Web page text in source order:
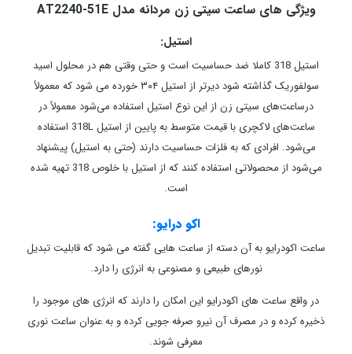
ویژگی های ساعت سیتی زن مردانه مدل AT2240-51E
استیل:
استیل 318 کاملا ضد حساسیت است و حتی وقتی هم در محلول اسید
سولفوریک گذاشته شود دیرتر از استیل ۳۰۴ خورده می شود که معمولاً
درساعت‌های سیتی زن از این نوع استیل استفاده می‌شود معمولاً در
ساعت‌های لاکچری با قیمت متوسط به پایین از استیل 318L استفاده
می‌شود. افرادی که به فلزات حساسیت دارند (حتی به استیل) پیشنهاد
می‌شود از محصولاتی استفاده کنند که از استیل با خلوص 318 تهیه شده
است.
اکو درایو:
ساعت اکودرایو به آن دسته از ساعت هایی گفته می شود که قابلیت تبدیل
نورهای طبیعی و مصنوعی به انرژی را دارد.
در واقع ساعت های اکودرایو این امکان را دارند که انرژی های موجود را
ذخیره کرده و در مصرف آن نیرو صرفه جویی کرده و به عنوان ساعت نوری
معرفی شوند.